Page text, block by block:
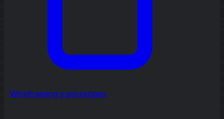
Wireframing y prototipos